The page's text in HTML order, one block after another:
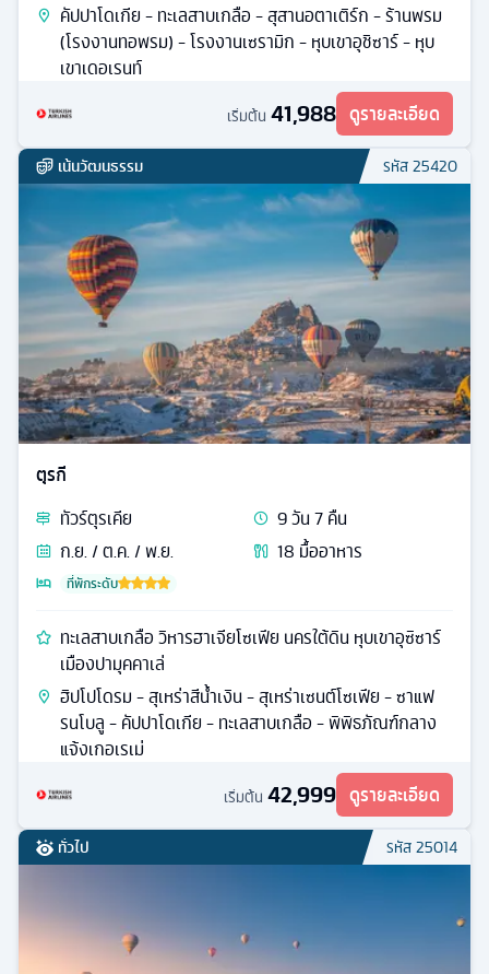
คัปปาโดเกีย - ทะเลสาบเกลือ - สุสานอตาเติร์ก - ร้านพรม
(โรงงานทอพรม) - โรงงานเซรามิก - หุบเขาอุชิซาร์ - หุบ
เขาเดอเรนท์
เริ่มต้น 41,988 ดูรายละเอียด
เน้นวัฒนธรรม รหัส25420
ตุรกี
ทัวร์ตุรเคีย 9วัน7คืน
ก.ย. / ต.ค. / พ.ย.
18 มื้ออาหาร
ที่พักระดับ
ทะเลสาบเกลือ วิหารฮาเจียโซเฟีย นครใต้ดิน หุบเขาอุซิซาร์
เมืองปามุคคาเล่
ฮิปโปโดรม - สุเหร่าสีน้ำเงิน - สุเหร่าเซนต์โซเฟีย - ซาแฟ
รนโบลู - คัปปาโดเกีย - ทะเลสาบเกลือ - พิพิธภัณฑ์กลาง
แจ้งเกอเรเม่
เริ่มต้น 42,999 ดูรายละเอียด
ทั่วไป รหัส25014